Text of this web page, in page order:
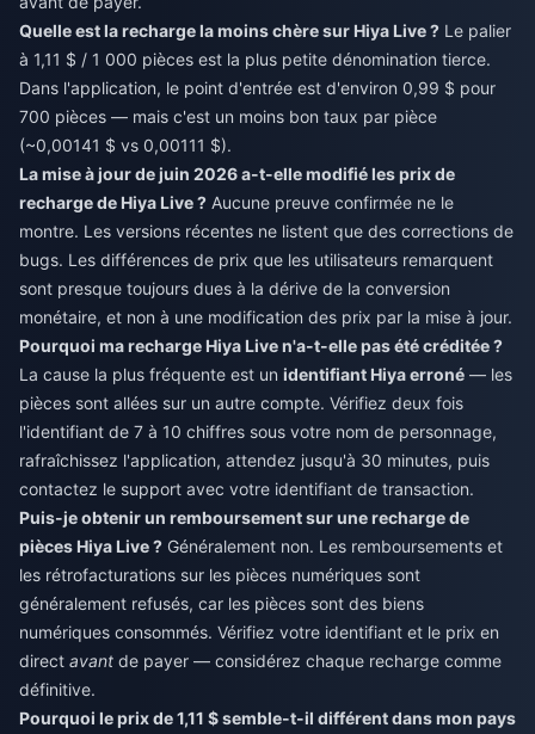
Quelle est la recharge la moins chère sur Hiya Live ? Le palier
à 1,11 $ / 1 000 pièces est la plus petite dénomination tierce.
Dans l'application, le point d'entrée est d'environ 0,99 $ pour
700 pièces — mais c'est un moins bon taux par pièce
(~0,00141 $ vs 0,00111 $).
La mise à jour de juin 2026 a-t-elle modifié les prix de
recharge de Hiya Live ? Aucune preuve confirmée ne le
montre. Les versions récentes ne listent que des corrections de
bugs. Les différences de prix que les utilisateurs remarquent
sont presque toujours dues à la dérive de la conversion
monétaire, et non à une modification des prix par la mise à jour.
Pourquoi ma recharge Hiya Live n'a-t-elle pas été créditée ?
La cause la plus fréquente est un identifiant Hiya erroné — les
pièces sont allées sur un autre compte. Vérifiez deux fois
l'identifiant de 7 à 10 chiffres sous votre nom de personnage,
rafraîchissez l'application, attendez jusqu'à 30 minutes, puis
contactez le support avec votre identifiant de transaction.
Puis-je obtenir un remboursement sur une recharge de
pièces Hiya Live ? Généralement non. Les remboursements et
les rétrofacturations sur les pièces numériques sont
généralement refusés, car les pièces sont des biens
numériques consommés. Vérifiez votre identifiant et le prix en
direct avant de payer — considérez chaque recharge comme
définitive.
Pourquoi le prix de 1,11 $ semble-t-il différent dans mon pays